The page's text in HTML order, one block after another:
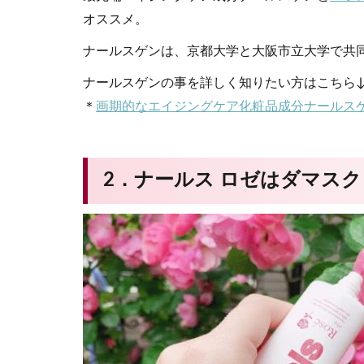
オススメ。
ナールスゲンは、京都大学と大阪市立大学で
ナールスゲンの事を詳しく知りたい方はこち
＊ 画期的なエイジングケア化粧品成分ナールス
2．ナールス ロゼはダマス